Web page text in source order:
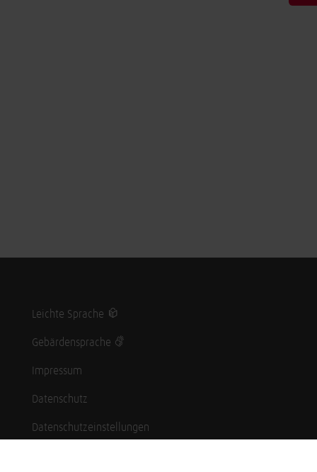
Leichte Sprache
Gebärdensprache
Impressum
Datenschutz
Datenschutzeinstellungen